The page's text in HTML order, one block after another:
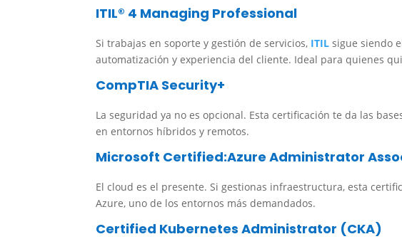
ITIL® 4 Managing Professional
Si trabajas en soporte y gestión de servicios, ITIL sigue siendo
automatización y experiencia del cliente. Ideal para quienes
CompTIA Security+
La seguridad ya no es opcional. Esta certificación te da las
en entornos híbridos y remotos.
Microsoft Certified:Azure Administrator
El cloud es el presente. Si gestionas infraestructura, esta
Azure, uno de los entornos más demandados.
Certified Kubernetes Administrator (CKA)